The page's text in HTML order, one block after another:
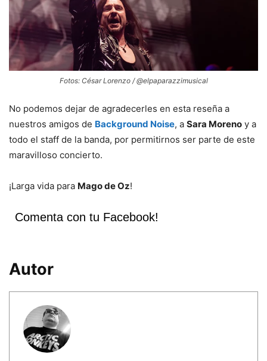
Fotos: César Lorenzo / @elpaparazzimusical
No podemos dejar de agradecerles en esta reseña a
nuestros amigos de Background Noise, a Sara Moreno y a
todo el staff de la banda, por permitirnos ser parte de este
maravilloso concierto.
¡Larga vida para Mago de Oz!
Comenta con tu Facebook!
Autor